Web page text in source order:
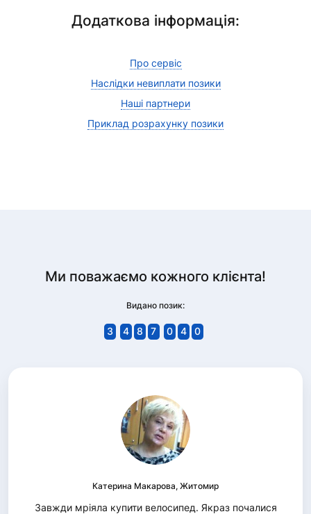
Додаткова інформація:
Про сервіс
Наслідки невиплати позики
Наші партнери
Приклад розрахунку позики
Ми поважаємо кожного клієнта!
Видано позик:
3 4 8 7 0 4 0
Катерина Макарова, Житомир
Завжди мріяла купити велосипед. Якраз почалися